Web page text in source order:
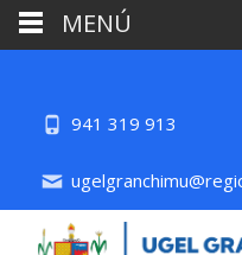
941 319 913
MENÚ